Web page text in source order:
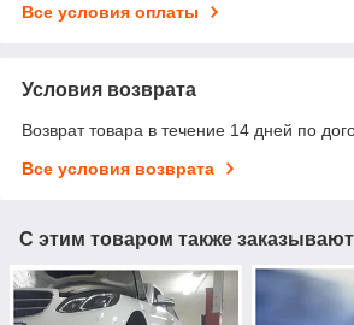
Все условия оплаты
Условия возврата
Возврат товара в течение 14 дней по
Все условия возврата
С этим товаром также заказывают